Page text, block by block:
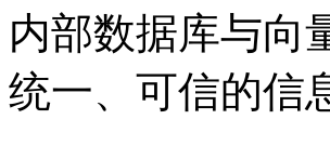
内部数据库与向量
统一、可信的